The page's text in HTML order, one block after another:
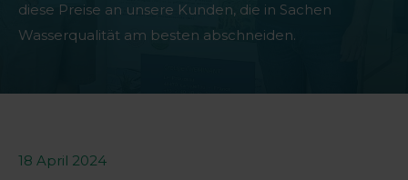
diese Preise an unsere Kunden, die in Sachen
Wasserqualität am besten abschneiden.
18 April 2024